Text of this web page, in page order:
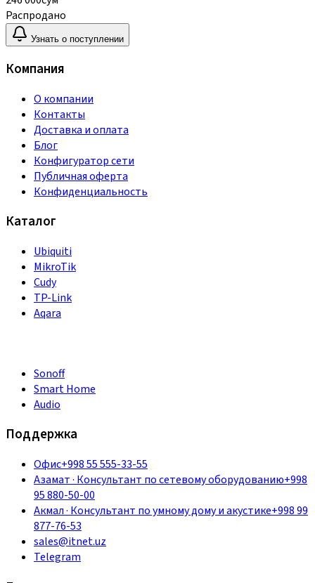
Распродано
Узнать о поступлении
Компания
О компании
Контакты
Доставка и оплата
Блог
Конфигуратор сети
Публичная оферта
Конфиденциальность
Каталог
Ubiquiti
MikroTik
Cudy
TP-Link
Aqara
Sonoff
Smart Home
Audio
Поддержка
Офис+998 55 555-33-55
Азамат· Консультант по сетевому оборудованию+998
95 880-50-00
Акмал· Консультант по умному дому и акустике+998 99
877-76-53
sales@itnet.uz
Telegram